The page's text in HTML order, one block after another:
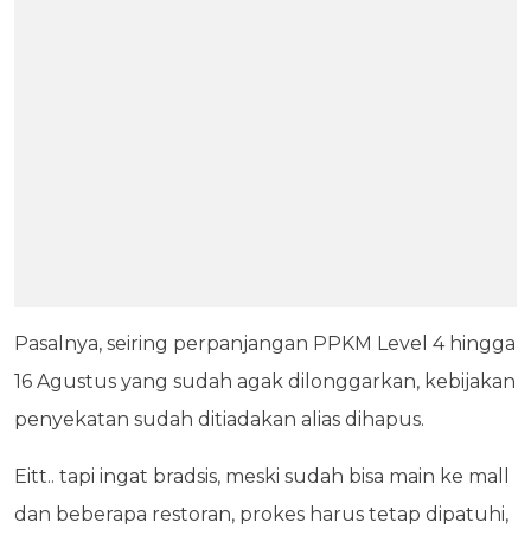
Pasalnya, seiring perpanjangan PPKM Level 4 hingga
16 Agustus yang sudah agak dilonggarkan, kebijakan
penyekatan sudah ditiadakan alias dihapus.
Eitt.. tapi ingat bradsis, meski sudah bisa main ke mall
dan beberapa restoran, prokes harus tetap dipatuhi,